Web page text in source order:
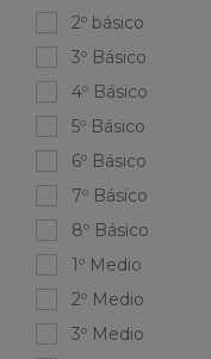
2º básico
3º Básico
4º Básico
5º Básico
6º Básico
7º Básico
8º Básico
1º Medio
2º Medio
3º Medio